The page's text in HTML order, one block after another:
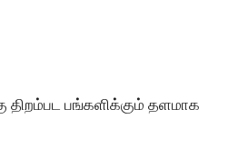
திறம்பட பங்களிக்கும் தளமாக